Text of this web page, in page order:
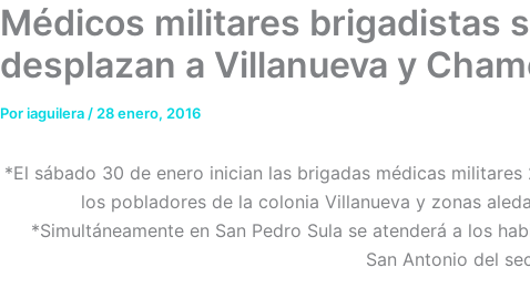
Médicos militares brigadistas
desplazan a Villanueva y
Poriaguilera / 28 enero, 2016
*El sábado 30 de enero inician las brigadas médicas militares
los pobladores de la colonia Villanueva y zonas
*Simultáneamente en San Pedro Sula se atenderá a los
San Antonio del